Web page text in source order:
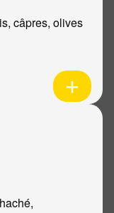
câpres, olives